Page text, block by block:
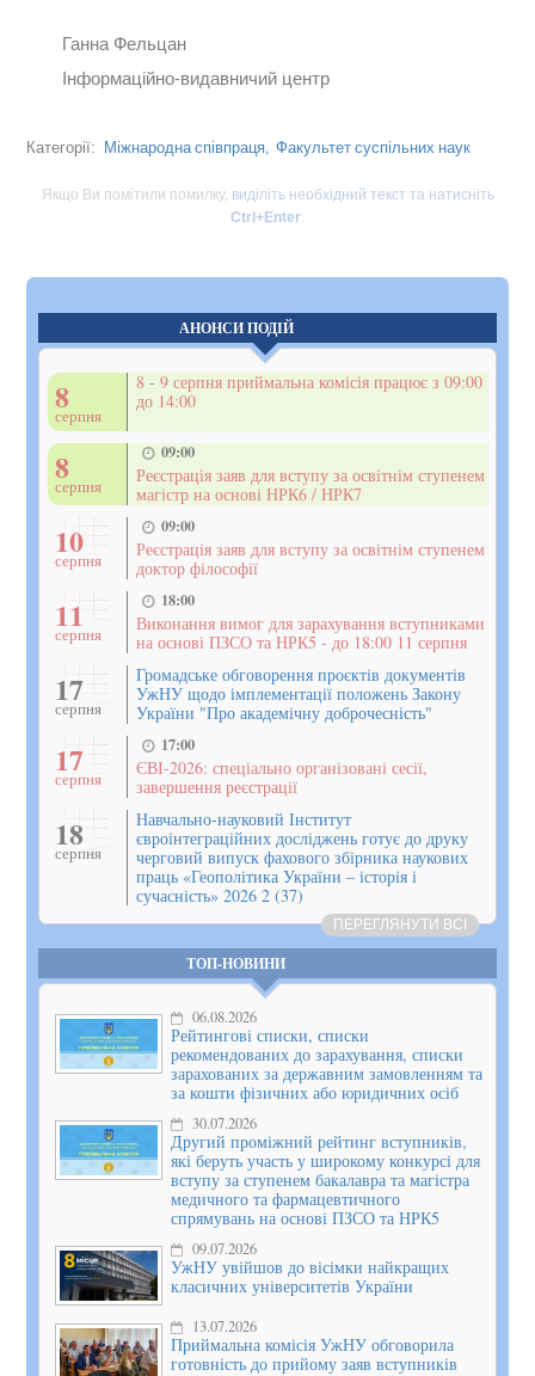
Ганна Фельцан
Інформаційно-видавничий центр
Категорії: Міжнародна співпраця, Факультет суспільних наук
Якщо Ви помітили помилку, виділіть необхідний текст та натисніть
Ctrl+Enter
АНОНСИ ПОДІЙ
8
серпня
8 - 9 серпня приймальна комісія працює з 09:00
до 14:00
8
серпня
09:00
Реєстрація заяв для вступу за освітнім ступенем
магістр на основі НРК6 / НРК7
10
серпня
09:00
Реєстрація заяв для вступу за освітнім ступенем
доктор філософії
11
серпня
18:00
Виконання вимог для зарахування вступниками
на основі ПЗСО та НРК5 - до 18:00 11 серпня
17
серпня
Громадське обговорення проєктів документів
УжНУ щодо імплементації положень Закону
України "Про академічну доброчесність"
17
серпня
17:00
ЄВІ-2026: спеціально організовані сесії,
завершення реєстрації
18
серпня
Навчально-науковий Інститут
євроінтеграційних досліджень готує до друку
черговий випуск фахового збірника наукових
праць «Геополітика України – історія і
сучасність» 2026 2 (37)
ПЕРЕГЛЯНУТИ ВСІ
ТОП-НОВИНИ
06.08.2026
Рейтингові списки, списки
рекомендованих до зарахування, списки
зарахованих за державним замовленням та
за кошти фізичних або юридичних осіб
30.07.2026
Другий проміжний рейтинг вступників,
які беруть участь у широкому конкурсі для
вступу за ступенем бакалавра та магістра
медичного та фармацевтичного
спрямувань на основі ПЗСО та НРК5
09.07.2026
УжНУ увійшов до вісімки найкращих
класичних університетів України
13.07.2026
Приймальна комісія УжНУ обговорила
готовність до прийому заяв вступників